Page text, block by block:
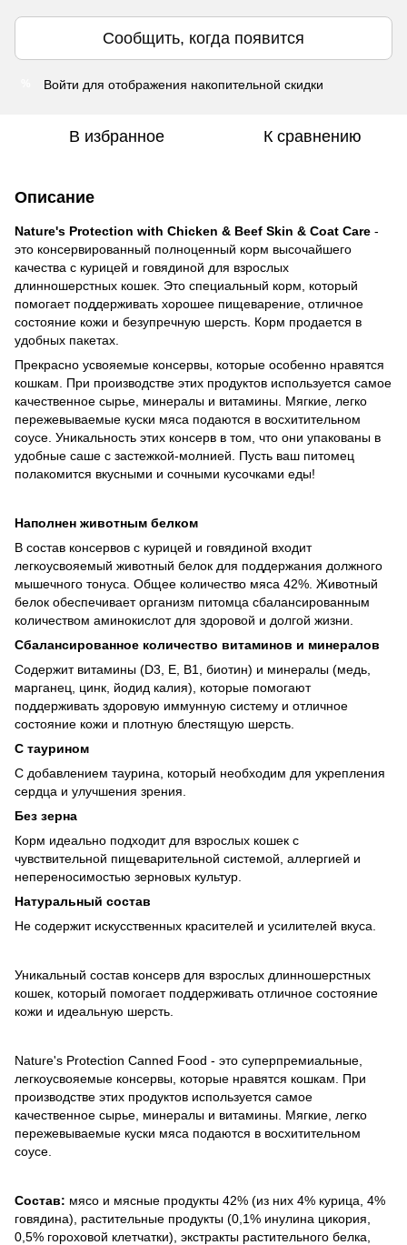
Сообщить, когда появится
Войти для отображения накопительной скидки
В избранное К сравнению
Описание
Nature's Protection with Chicken & Beef Skin & Coat Care -
это консервированный полноценный корм высочайшего
качества с курицей и говядиной для взрослых
длинношерстных кошек. Это специальный корм, который
помогает поддерживать хорошее пищеварение, отличное
состояние кожи и безупречную шерсть. Корм продается в
удобных пакетах.
Прекрасно усвояемые консервы, которые особенно нравятся
кошкам. При производстве этих продуктов используется самое
качественное сырье, минералы и витамины. Мягкие, легко
пережевываемые куски мяса подаются в восхитительном
соусе. Уникальность этих консерв в том, что они упакованы в
удобные саше с застежкой-молнией. Пусть ваш питомец
полакомится вкусными и сочными кусочками еды!
Наполнен животным белком
В состав консервов с курицей и говядиной входит
легкоусвояемый животный белок для поддержания должного
мышечного тонуса. Общее количество мяса 42%. Животный
белок обеспечивает организм питомца сбалансированным
количеством аминокислот для здоровой и долгой жизни.
Сбалансированное количество витаминов и минералов
Содержит витамины (D3, E, B1, биотин) и минералы (медь,
марганец, цинк, йодид калия), которые помогают
поддерживать здоровую иммунную систему и отличное
состояние кожи и плотную блестящую шерсть.
С таурином
С добавлением таурина, который необходим для укрепления
сердца и улучшения зрения.
Без зерна
Корм идеально подходит для взрослых кошек с
чувствительной пищеварительной системой, аллергией и
непереносимостью зерновых культур.
Натуральный состав
Не содержит искусственных красителей и усилителей вкуса.
Уникальный состав консерв для взрослых длинношерстных
кошек, который помогает поддерживать отличное состояние
кожи и идеальную шерсть.
Nature's Protection Canned Food - это суперпремиальные,
легкоусвояемые консервы, которые нравятся кошкам. При
производстве этих продуктов используется самое
качественное сырье, минералы и витамины. Мягкие, легко
пережевываемые куски мяса подаются в восхитительном
соусе.
Состав: мясо и мясные продукты 42% (из них 4% курица, 4%
говядина), растительные продукты (0,1% инулина цикория,
0,5% гороховой клетчатки), экстракты растительного белка,